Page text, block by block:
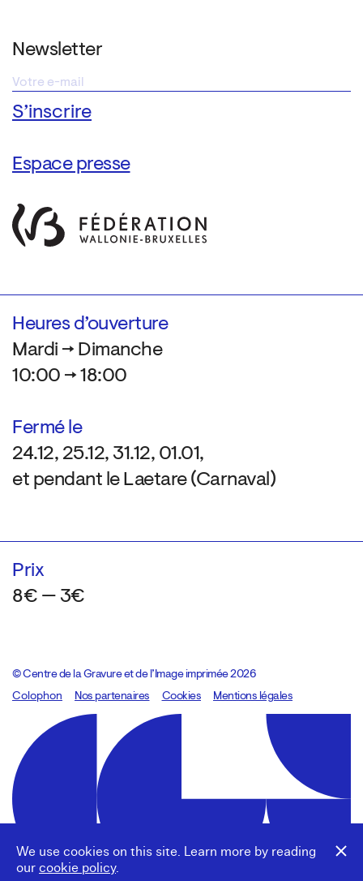
We use cookies on this site. Learn more by reading
our cookie policy.
Newsletter
Espace presse
Heures d’ouverture
Mardi → Dimanche
10:00 → 18:00
Fermé le
24.12, 25.12, 31.12, 01.01,
et pendant le Laetare (Carnaval)
Prix
8€ — 3€
© Centre de la Gravure et de l’Image imprimée 2026
Colophon
Design:Marcel Kaczmarek, code:8080.studio
Nos partenaires Cookies Mentions légales